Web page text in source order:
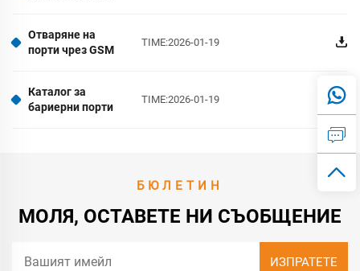
Отваряне на
порти чрез GSM
TIME:2026-01-19
Каталог за
бариерни порти
TIME:2026-01-19
БЮЛЕТИН
МОЛЯ, ОСТАВЕТЕ НИ СЪОБЩЕНИЕ